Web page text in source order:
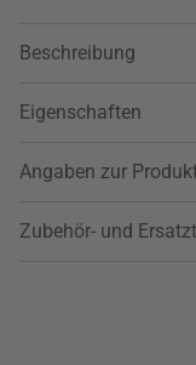
Beschreibung
Eigenschaften
Angaben zur
Zubehör- und